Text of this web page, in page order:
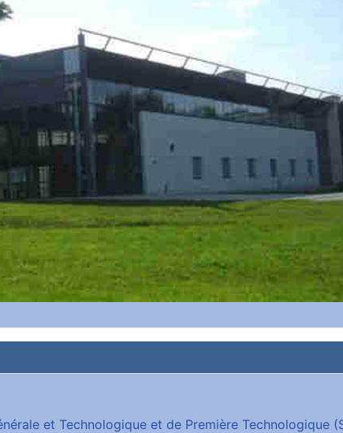
et Technologique et de Première Technologique